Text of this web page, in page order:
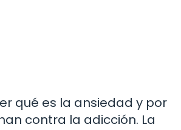
qué es la ansiedad y por
contra la adicción. La